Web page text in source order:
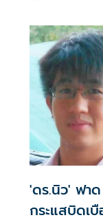
'ดร.นิว' ฟาด
กระแสบิดเ